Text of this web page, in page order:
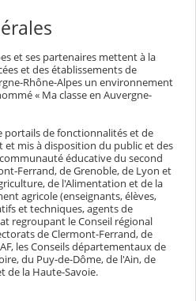
et ses partenaires mettent à la
et des établissements de
Rhône-Alpes un environnement
« Ma classe en Auvergne-
portails de fonctionnalités et de
et mis à disposition du public et des
éducative du second
Ferrand, de Grenoble, de Lyon et
de l'Alimentation et de la
agricole (enseignants, élèves,
et techniques, agents de
regroupant le Conseil régional
de Clermont-Ferrand, de
les Conseils départementaux de
du Puy-de-Dôme, de l'Ain, de
de la Haute-Savoie.